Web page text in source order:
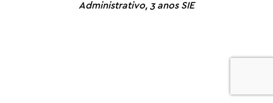
Administrativo, 3 anos SIE